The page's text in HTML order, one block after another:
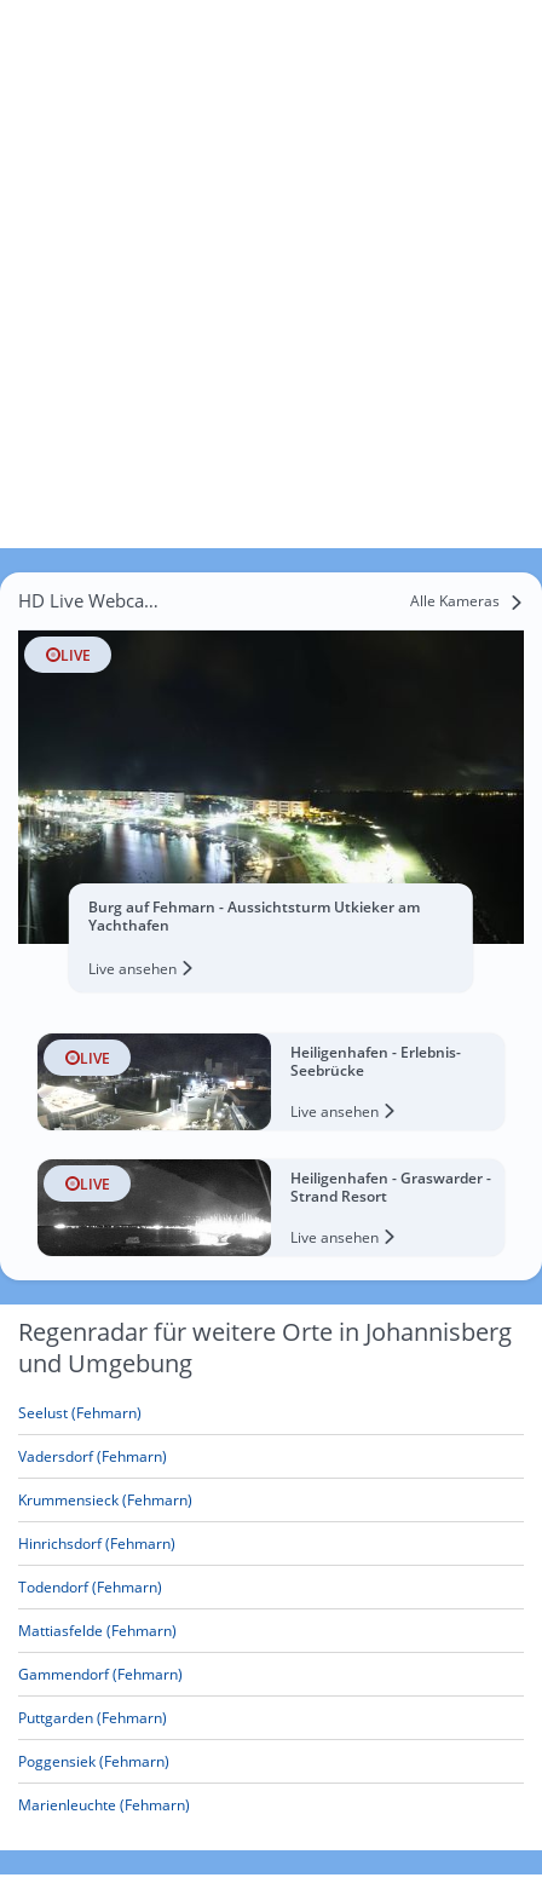
HD Live Webcams Johannisberg Alle Kameras
LIVE
Burg auf Fehmarn - Aussichtsturm Utkieker am
Yachthafen
Live ansehen
LIVE
Heiligenhafen - Erlebnis-
Seebrücke
Live ansehen
LIVE
Heiligenhafen - Graswarder -
Strand Resort
Live ansehen
Regenradar für weitere Orte in Johannisberg
und Umgebung
Seelust (Fehmarn)
Vadersdorf (Fehmarn)
Krummensieck (Fehmarn)
Hinrichsdorf (Fehmarn)
Todendorf (Fehmarn)
Mattiasfelde (Fehmarn)
Gammendorf (Fehmarn)
Puttgarden (Fehmarn)
Poggensiek (Fehmarn)
Marienleuchte (Fehmarn)